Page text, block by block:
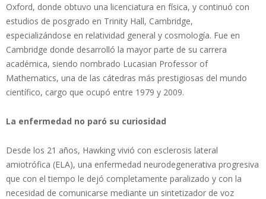
Oxford, donde obtuvo una licenciatura en física, y continuó con
estudios de posgrado en Trinity Hall, Cambridge,
especializándose en relatividad general y cosmología. Fue en
Cambridge donde desarrolló la mayor parte de su carrera
académica, siendo nombrado Lucasian Professor of
Mathematics, una de las cátedras más prestigiosas del mundo
científico, cargo que ocupó entre 1979 y 2009.
La enfermedad no paró su curiosidad
Desde los 21 años, Hawking vivió con esclerosis lateral
amiotrófica (ELA), una enfermedad neurodegenerativa progresiva
que con el tiempo le dejó completamente paralizado y con la
necesidad de comunicarse mediante un sintetizador de voz